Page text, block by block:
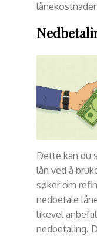
Dette kan du
lån ved å
søker om
nedbetale
likevel
nedbetaling.